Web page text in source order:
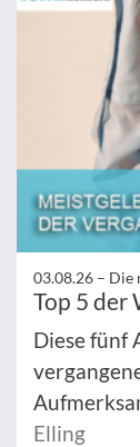
03.08.26 – Die
Top 5 der
Diese fünf
Elling